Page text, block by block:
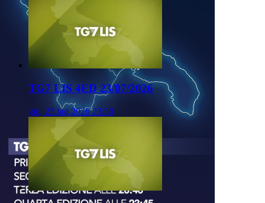
TG7 LIS 4ED 23/07/2026
gio, 23 lug 2026 23:50